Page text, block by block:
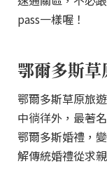
pass一樣喔！
鄂爾多斯
鄂爾多斯草原旅
中徜徉外，最著
鄂爾多斯婚禮，
解傳統婚禮從求